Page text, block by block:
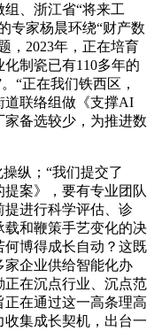
、浙江省“将来工
专家杨晨环绕“财产数
，2023年，正在培育
制瓷已有110多年的
“正在我们铁西区，
道联络组做《支撑AI
备选较少，为推进数
纵；“我们提交了
提案》，要有专业团队
提进行科学评估、诊
载和鞭策手艺变化的决
博得成长自动？这既
家企业供给智能化办
在沉点行业、沉点范
在通过这一高条理高
集成长契机，出台一